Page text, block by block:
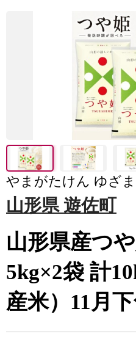
やまがたけん ゆざ
山形県 遊佐町
山形県産つや
5kg×2袋 計
産米）11月